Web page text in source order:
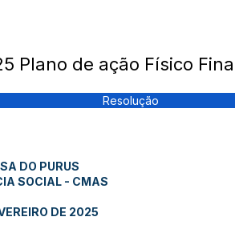
Plano de ação Físico
Resolução
DO PURUS
SOCIAL - CMAS
DE 2025